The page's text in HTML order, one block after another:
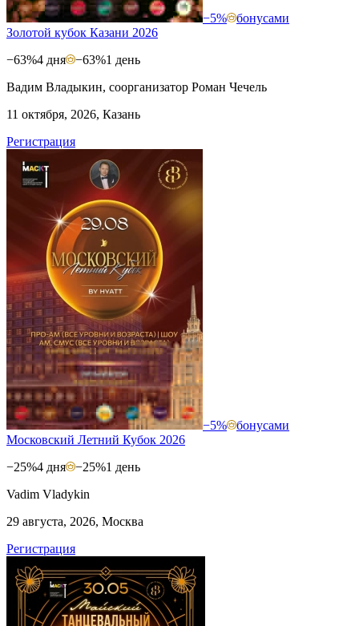
−5%
бонусами
Золотой кубок Казани 2026
−63%4 дня −63%1 день
Вадим Владыкин, соорганизатор Роман Чечель
11 октября, 2026, Казань
Регистрация
−5%
бонусами
Московский Летний Кубок 2026
−25%4 дня −25%1 день
Vadim Vladykin
29 августа, 2026, Москва
Регистрация